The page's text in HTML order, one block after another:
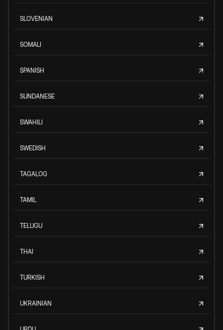
SLOVENIAN
SOMALI
SPANISH
SUNDANESE
SWAHILI
SWEDISH
TAGALOG
TAMIL
TELUGU
THAI
TURKISH
UKRAINIAN